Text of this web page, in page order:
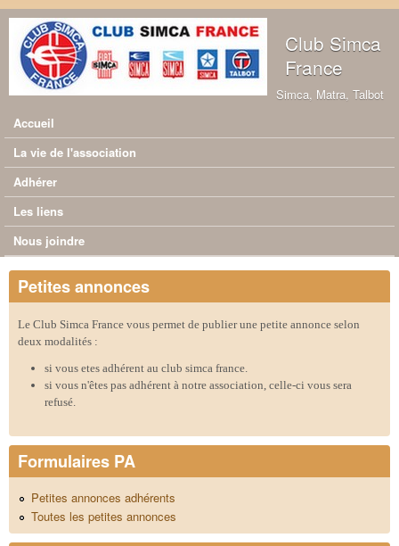
Aller au contenu principal
Club Simca
France
Simca, Matra, Talbot
Menu principal
Accueil
La vie de l'association
Adhérer
Les liens
Nous joindre
Petites annonces
Le Club Simca France vous permet de publier une petite annonce selon
deux modalités :
si vous etes adhérent au club simca france.
si vous n'êtes pas adhérent à notre association, celle-ci vous sera
refusé.
Formulaires PA
Petites annonces adhérents
Toutes les petites annonces